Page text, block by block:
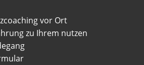
vor Ort
zu Ihrem nutzen